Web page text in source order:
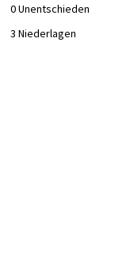
0 Unentschieden
3 Niederlagen